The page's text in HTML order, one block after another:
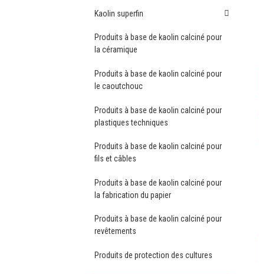
Kaolin superfin
Produits à base de kaolin calciné pour
la céramique
Produits à base de kaolin calciné pour
le caoutchouc
Produits à base de kaolin calciné pour
plastiques techniques
Produits à base de kaolin calciné pour
fils et câbles
Produits à base de kaolin calciné pour
la fabrication du papier
Produits à base de kaolin calciné pour
revêtements
Produits de protection des cultures